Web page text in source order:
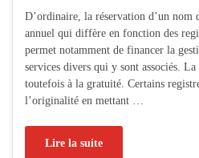
D’ordinaire, la réservation d’un nom
annuel qui diffère en fonction des
permet notamment de financer la
services divers qui y sont associés.
toutefois à la gratuité. Certains
l’originalité en mettant …
Lire la suite